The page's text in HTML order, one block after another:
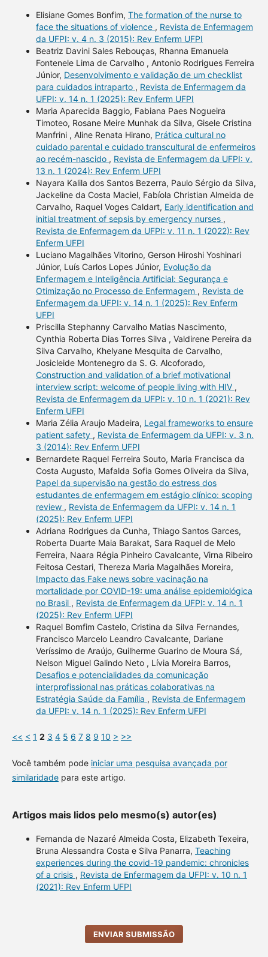
Elisiane Gomes Bonfim, The formation of the nurse to
face the situations of violence , Revista de Enfermagem
da UFPI: v. 4 n. 3 (2015): Rev Enferm UFPI
Beatriz Davini Sales Rebouças, Rhanna Emanuela
Fontenele Lima de Carvalho , Antonio Rodrigues Ferreira
Júnior, Desenvolvimento e validação de um checklist
para cuidados intraparto , Revista de Enfermagem da
UFPI: v. 14 n. 1 (2025): Rev Enferm UFPI
Maria Aparecida Baggio, Fabiana Paes Nogueira
Timoteo, Rosane Meire Munhak da Silva, Gisele Cristina
Manfrini , Aline Renata Hirano, Prática cultural no
cuidado parental e cuidado transcultural de enfermeiros
ao recém-nascido , Revista de Enfermagem da UFPI: v.
13 n. 1 (2024): Rev Enferm UFPI
Nayara Kalila dos Santos Bezerra, Paulo Sérgio da Silva,
Jackeline da Costa Maciel, Fabíola Christian Almeida de
Carvalho, Raquel Voges Caldart, Early identification and
initial treatment of sepsis by emergency nurses ,
Revista de Enfermagem da UFPI: v. 11 n. 1 (2022): Rev
Enferm UFPI
Luciano Magalhães Vitorino, Gerson Hiroshi Yoshinari
Júnior, Luís Carlos Lopes Júnior, Evolução da
Enfermagem e Inteligência Artificial: Segurança e
Otimização no Processo de Enfermagem , Revista de
Enfermagem da UFPI: v. 14 n. 1 (2025): Rev Enferm
UFPI
Priscilla Stephanny Carvalho Matias Nascimento,
Cynthia Roberta Dias Torres Silva , Valdirene Pereira da
Silva Carvalho, Khelyane Mesquita de Carvalho,
Josicleide Montenegro da S. G. Alcoforado,
Construction and validation of a brief motivational
interview script: welcome of people living with HIV ,
Revista de Enfermagem da UFPI: v. 10 n. 1 (2021): Rev
Enferm UFPI
Maria Zélia Araujo Madeira, Legal frameworks to ensure
patient safety , Revista de Enfermagem da UFPI: v. 3 n.
3 (2014): Rev Enferm UFPI
Bernardete Raquel Ferreira Souto, Maria Francisca da
Costa Augusto, Mafalda Sofia Gomes Oliveira da Silva,
Papel da supervisão na gestão do estress dos
estudantes de enfermagem em estágio clínico: scoping
review , Revista de Enfermagem da UFPI: v. 14 n. 1
(2025): Rev Enferm UFPI
Adriana Rodrigues da Cunha, Thiago Santos Garces,
Roberta Duarte Maia Barakat, Sara Raquel de Melo
Ferreira, Naara Régia Pinheiro Cavalcante, Virna Ribeiro
Feitosa Cestari, Thereza Maria Magalhães Moreira,
Impacto das Fake news sobre vacinação na
mortalidade por COVID-19: uma análise epidemiológica
no Brasil , Revista de Enfermagem da UFPI: v. 14 n. 1
(2025): Rev Enferm UFPI
Raquel Bomfim Castelo, Cristina da Silva Fernandes,
Francisco Marcelo Leandro Cavalcante, Dariane
Veríssimo de Araújo, Guilherme Guarino de Moura Sá,
Nelson Miguel Galindo Neto , Lívia Moreira Barros,
Desafios e potencialidades da comunicação
interprofissional nas práticas colaborativas na
Estratégia Saúde da Família , Revista de Enfermagem
da UFPI: v. 14 n. 1 (2025): Rev Enferm UFPI
<< < 1 2 3 4 5 6 7 8 9 10 > >>
Você também pode iniciar uma pesquisa avançada por
similaridadepara este artigo.
Artigos mais lidos pelo mesmo(s) autor(es)
Fernanda de Nazaré Almeida Costa, Elizabeth Texeira,
Bruna Alessandra Costa e Silva Panarra, Teaching
experiences during the covid-19 pandemic: chronicles
of a crisis , Revista de Enfermagem da UFPI: v. 10 n. 1
(2021): Rev Enferm UFPI
ENVIAR SUBMISSÃO